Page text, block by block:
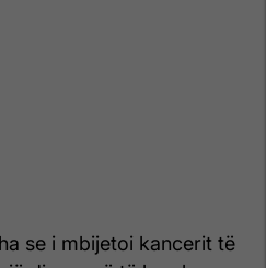
se i mbijetoi kancerit të